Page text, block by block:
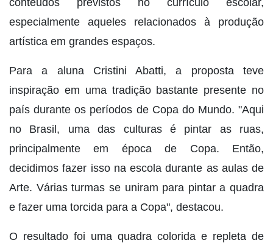
especialmente aqueles relacionados à produção
artística em grandes espaços.
Para a aluna Cristini Abatti, a proposta teve
inspiração em uma tradição bastante presente no
país durante os períodos de Copa do Mundo. "Aqui
no Brasil, uma das culturas é pintar as ruas,
principalmente em época de Copa. Então,
decidimos fazer isso na escola durante as aulas de
Arte. Várias turmas se uniram para pintar a quadra
e fazer uma torcida para a Copa", destacou.
O resultado foi uma quadra colorida e repleta de